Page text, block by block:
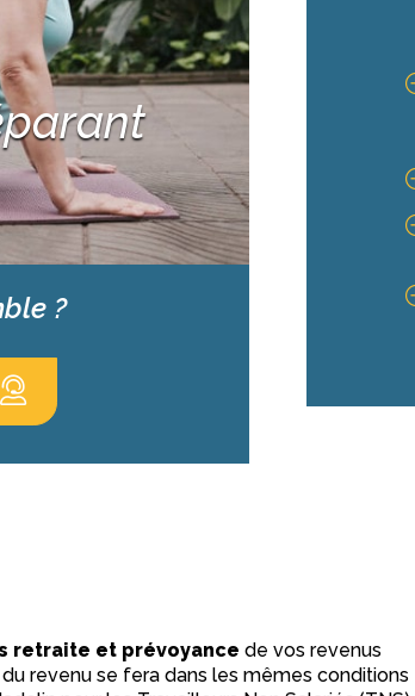
?
retraite et prévoyance de vos revenus
revenu se fera dans les mêmes conditions